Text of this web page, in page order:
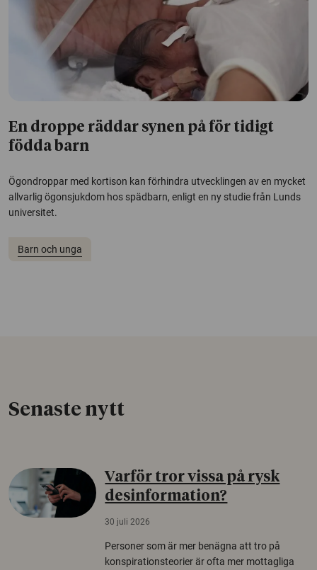
En droppe räddar synen på för tidigt
födda barn
Ögondroppar med kortison kan förhindra utvecklingen av en mycket
allvarlig ögonsjukdom hos spädbarn, enligt en ny studie från Lunds
universitet.
Barn och unga
Senaste nytt
Varför tror vissa på rysk
desinformation?
30 juli 2026
Personer som är mer benägna att tro på
konspirationsteorier är ofta mer mottagliga